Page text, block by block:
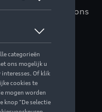
>Special Editions